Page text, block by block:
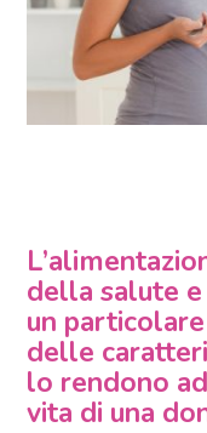
della salute
un
delle
lo rendono
vita di una